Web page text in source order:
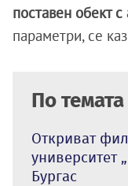
поставен обект
параметри, се
По темата
Откриват
университет
Бургас